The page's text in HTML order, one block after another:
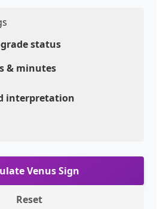
status
& minutes
interpretation
Venus Sign
Reset